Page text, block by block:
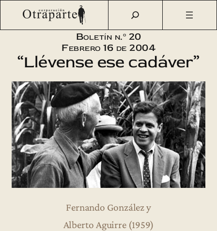
Saltar
Otraparte.org /Corporación Boletín/
Boletín n.º 20 –
Llévense ese cadáver
Boletín n.º 20
Febrero 16 de 2004
“Llévense ese cadáver”
Fernando González y
Alberto Aguirre (1959)